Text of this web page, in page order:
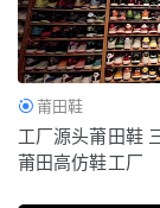
莆田鞋
工厂源头莆田鞋
莆田高仿鞋工厂
2021-10-22
抹茶 + 樱花
2021-03-09
「小情人节」
值太诱人了！
不过膝盖的
23